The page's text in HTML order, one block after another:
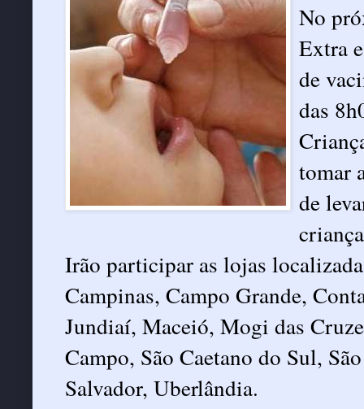
No
Extra
de
das
tomar
de
Irão participar as lojas
Campinas, Campo Grande,
Jundiaí, Maceió, Mogi das
Campo, São Caetano do Sul,
Salvador, Uberlândia.